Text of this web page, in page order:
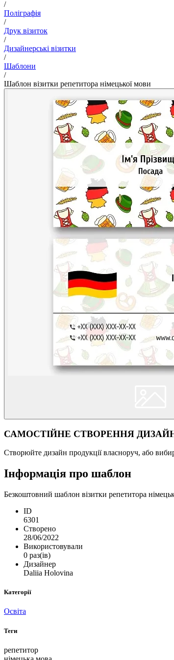
/
Поліграфія
/
Друк візиток
/
Дизайнерські візитки
/
Шаблони
/
Шаблон візитки репетитора німецької мови
САМОСТІЙНЕ СТВОРЕННЯ ДИЗАЙНУ
Створюйте дизайн продукції власноруч, або
Інформація про шаблон
Безкоштовний шаблон візитки репетитора
ID
6301
Створено
28/06/2022
Використовували
0 раз(ів)
Дизайнер
Daliia Holovina
Категорії
Освіта
Теги
репетитор